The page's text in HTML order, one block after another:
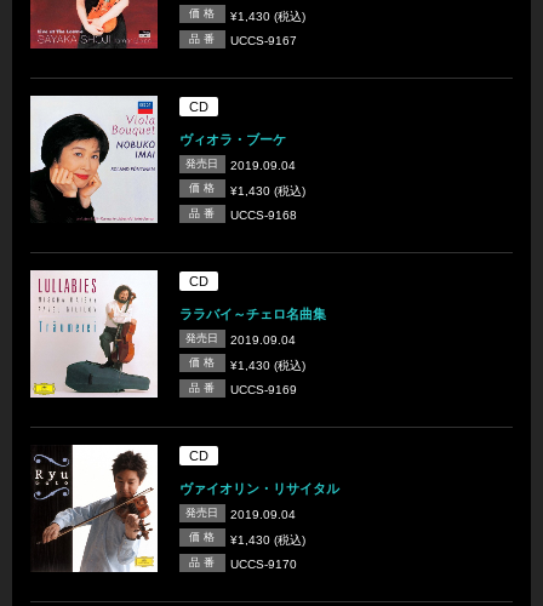
価 格 ¥1,430 (税込)
品 番 UCCS-9167
CD
ヴィオラ・ブーケ
発売日 2019.09.04
価 格 ¥1,430 (税込)
品 番 UCCS-9168
CD
ララバイ～チェロ名曲集
発売日 2019.09.04
価 格 ¥1,430 (税込)
品 番 UCCS-9169
CD
ヴァイオリン・リサイタル
発売日 2019.09.04
価 格 ¥1,430 (税込)
品 番 UCCS-9170